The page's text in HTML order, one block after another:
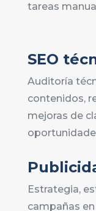
tareas
SEO
Auditoría
contenidos,
mejoras de
Estrategia,
campañas